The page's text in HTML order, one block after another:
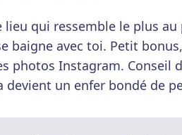
lieu qui ressemble le plus
baigne avec toi. Petit
photos Instagram. Conseil
devient un enfer bondé de